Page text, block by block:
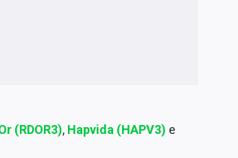
(RDOR3), Hapvida (HAPV3) e